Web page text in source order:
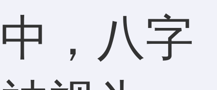
中，八字